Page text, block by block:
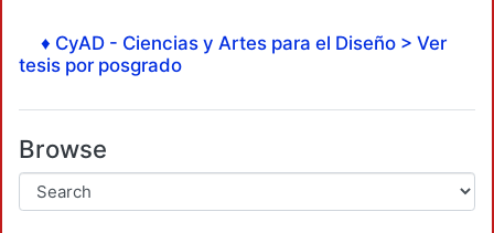
♦ CyAD - Ciencias y Artes para el Diseño > Ver
tesis por posgrado
Browse